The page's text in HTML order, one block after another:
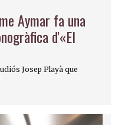
Aymar fa una
d'«El
Josep Playà que